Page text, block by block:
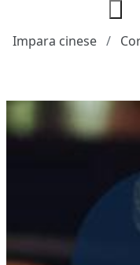
Impara cinese